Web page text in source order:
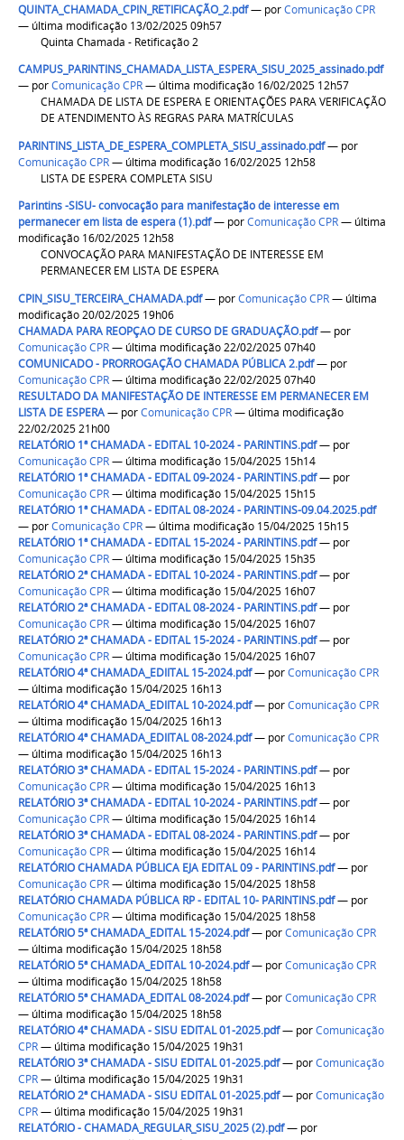
QUINTA_CHAMADA_CPIN_RETIFICAÇÃO_2.pdf— porComunicação CPR
— última modificação 13/02/2025 09h57
Quinta Chamada - Retificação 2
CAMPUS_PARINTINS_CHAMADA_LISTA_ESPERA_SISU_2025_assinado.pdf
— porComunicação CPR— última modificação 16/02/2025 12h57
CHAMADA DE LISTA DE ESPERA E ORIENTAÇÕES PARA VERIFICAÇÃO
DE ATENDIMENTO ÀS REGRAS PARA MATRÍCULAS
PARINTINS_LISTA_DE_ESPERA_COMPLETA_SISU_assinado.pdf— por
Comunicação CPR— última modificação 16/02/2025 12h58
LISTA DE ESPERA COMPLETA SISU
Parintins -SISU- convocação para manifestação de interesse em
permanecer em lista de espera (1).pdf— porComunicação CPR— última
modificação 16/02/2025 12h58
CONVOCAÇÃO PARA MANIFESTAÇÃO DE INTERESSE EM
PERMANECER EM LISTA DE ESPERA
CPIN_SISU_TERCEIRA_CHAMADA.pdf— porComunicação CPR— última
modificação 20/02/2025 19h06
CHAMADA PARA REOPÇAO DE CURSO DE GRADUAÇÃO.pdf— por
Comunicação CPR— última modificação 22/02/2025 07h40
COMUNICADO - PRORROGAÇÃO CHAMADA PÚBLICA 2.pdf— por
Comunicação CPR— última modificação 22/02/2025 07h40
RESULTADO DA MANIFESTAÇÃO DE INTERESSE EM PERMANECER EM
LISTA DE ESPERA— porComunicação CPR— última modificação
22/02/2025 21h00
RELATÓRIO 1ª CHAMADA - EDITAL 10-2024 - PARINTINS.pdf— por
Comunicação CPR— última modificação 15/04/2025 15h14
RELATÓRIO 1ª CHAMADA - EDITAL 09-2024 - PARINTINS.pdf— por
Comunicação CPR— última modificação 15/04/2025 15h15
RELATÓRIO 1ª CHAMADA - EDITAL 08-2024 - PARINTINS-09.04.2025.pdf
— porComunicação CPR— última modificação 15/04/2025 15h15
RELATÓRIO 1ª CHAMADA - EDITAL 15-2024 - PARINTINS.pdf— por
Comunicação CPR— última modificação 15/04/2025 15h35
RELATÓRIO 2ª CHAMADA - EDITAL 10-2024 - PARINTINS.pdf— por
Comunicação CPR— última modificação 15/04/2025 16h07
RELATÓRIO 2ª CHAMADA - EDITAL 08-2024 - PARINTINS.pdf— por
Comunicação CPR— última modificação 15/04/2025 16h07
RELATÓRIO 2ª CHAMADA - EDITAL 15-2024 - PARINTINS.pdf— por
Comunicação CPR— última modificação 15/04/2025 16h07
RELATÓRIO 4ª CHAMADA_EDIITAL 15-2024.pdf— porComunicação CPR
— última modificação 15/04/2025 16h13
RELATÓRIO 4ª CHAMADA_EDIITAL 10-2024.pdf— porComunicação CPR
— última modificação 15/04/2025 16h13
RELATÓRIO 4ª CHAMADA_EDIITAL 08-2024.pdf— porComunicação CPR
— última modificação 15/04/2025 16h13
RELATÓRIO 3ª CHAMADA - EDITAL 15-2024 - PARINTINS.pdf— por
Comunicação CPR— última modificação 15/04/2025 16h13
RELATÓRIO 3ª CHAMADA - EDITAL 10-2024 - PARINTINS.pdf— por
Comunicação CPR— última modificação 15/04/2025 16h14
RELATÓRIO 3ª CHAMADA - EDITAL 08-2024 - PARINTINS.pdf— por
Comunicação CPR— última modificação 15/04/2025 16h14
RELATÓRIO CHAMADA PÚBLICA EJA EDITAL 09 - PARINTINS.pdf— por
Comunicação CPR— última modificação 15/04/2025 18h58
RELATÓRIO CHAMADA PÚBLICA RP - EDITAL 10- PARINTINS.pdf— por
Comunicação CPR— última modificação 15/04/2025 18h58
RELATÓRIO 5ª CHAMADA_EDITAL 15-2024.pdf— porComunicação CPR
— última modificação 15/04/2025 18h58
RELATÓRIO 5ª CHAMADA_EDITAL 10-2024.pdf— porComunicação CPR
— última modificação 15/04/2025 18h58
RELATÓRIO 5ª CHAMADA_EDITAL 08-2024.pdf— porComunicação CPR
— última modificação 15/04/2025 18h58
RELATÓRIO 4ª CHAMADA - SISU EDITAL 01-2025.pdf— porComunicação
CPR— última modificação 15/04/2025 19h31
RELATÓRIO 3ª CHAMADA - SISU EDITAL 01-2025.pdf— porComunicação
CPR— última modificação 15/04/2025 19h31
RELATÓRIO 2ª CHAMADA - SISU EDITAL 01-2025.pdf— porComunicação
CPR— última modificação 15/04/2025 19h31
RELATÓRIO - CHAMADA_REGULAR_SISU_2025 (2).pdf— por